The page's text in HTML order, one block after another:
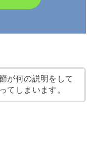
が何の説明をして
てしまいます。